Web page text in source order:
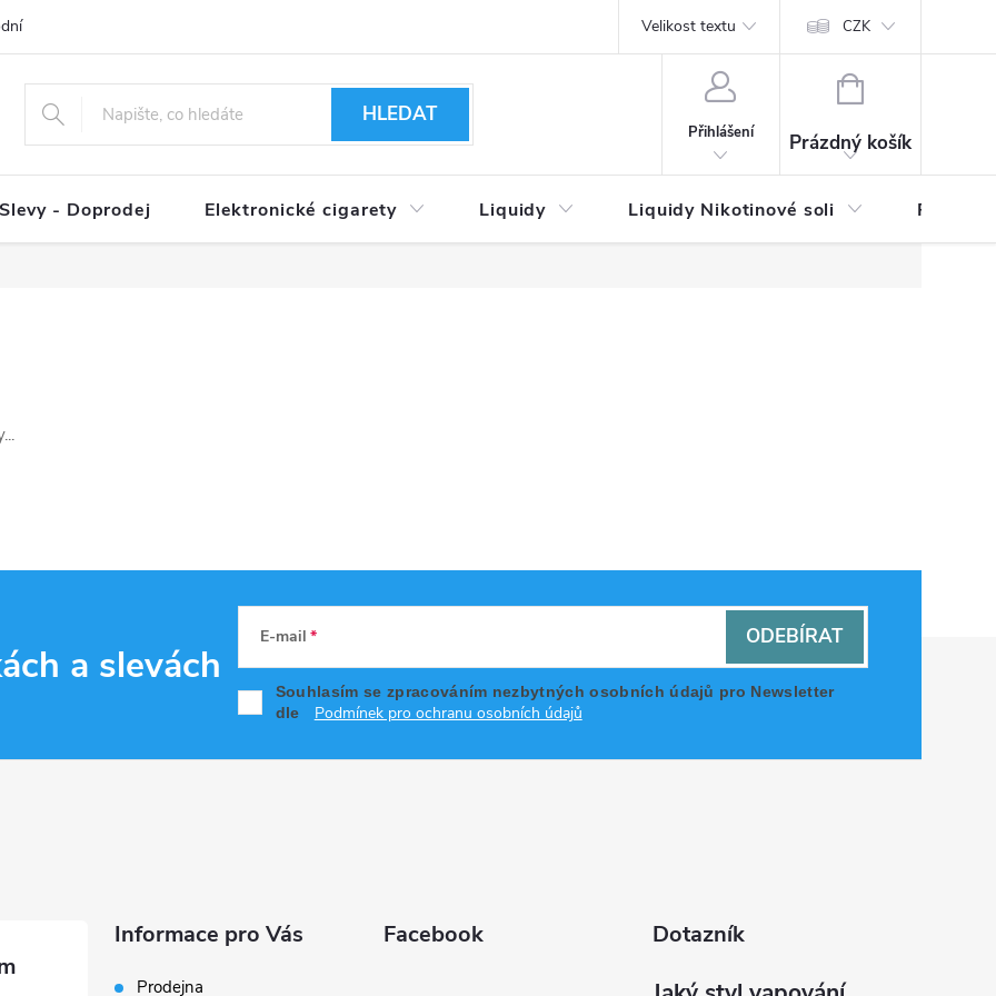
podmínky Reklamační řád Vrácení zboží a reklamace
Velikost textu CZK
HLEDAT
Přihlášení
NÁKUPNÍ
Prázdný košík
- Doprodej Elektronické cigarety Liquidy Liquidy Nikotinové soli
a slevách
E-mail
Souhlasím se zpracováním nezbytných osobních údajů pro Newsletter
dle
Podmínek pro ochranu osobních údajů
ODEBÍRAT
Informace pro Vás
Prodejna
Facebook Dotazník